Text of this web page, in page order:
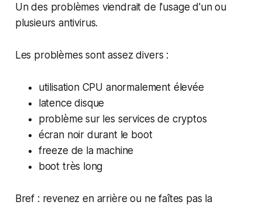
Un des problèmes viendrait de l'usage d'un ou
plusieurs antivirus.
Les problèmes sont assez divers :
utilisation CPU anormalement élevée
latence disque
problème sur les services de cryptos
écran noir durant le boot
freeze de la machine
boot très long
Bref : revenez en arrière ou ne faîtes pas la